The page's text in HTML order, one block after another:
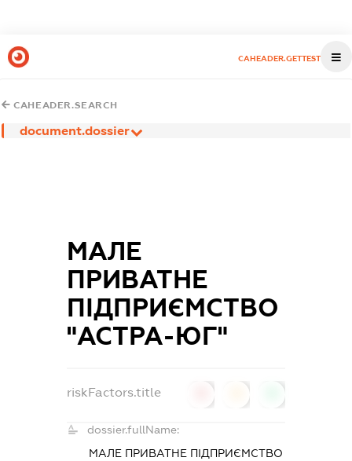
CAHEADER.GETTEST
CAHEADER.SEARCH
document.dossier
МАЛЕ
ПРИВАТНЕ
ПІДПРИЄМСТВО
"АСТРА-ЮГ"
riskFactors.title
dossier.fullName:
МАЛЕ ПРИВАТНЕ ПІДПРИЄМСТВО